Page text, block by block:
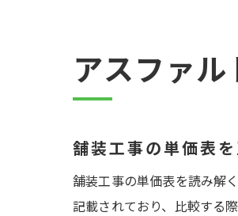
アスファ
舗装工事の単価表
舗装工事の単価表を読み解
記載されており、比較する